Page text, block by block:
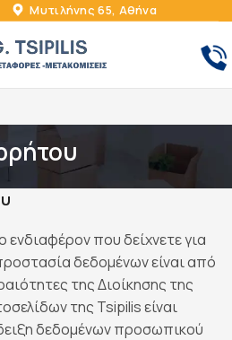
Μυτιλήνης 65, Αθήνα
ενδιαφέρον που δείχνετε για
δεδομένων είναι από
της Διοίκησης της
της Tsipilis είναι
δεδομένων προσωπικού